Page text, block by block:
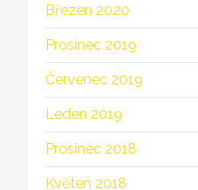
Březen 2020
Prosinec 2019
Červenec 2019
Leden 2019
Prosinec 2018
Květen 2018